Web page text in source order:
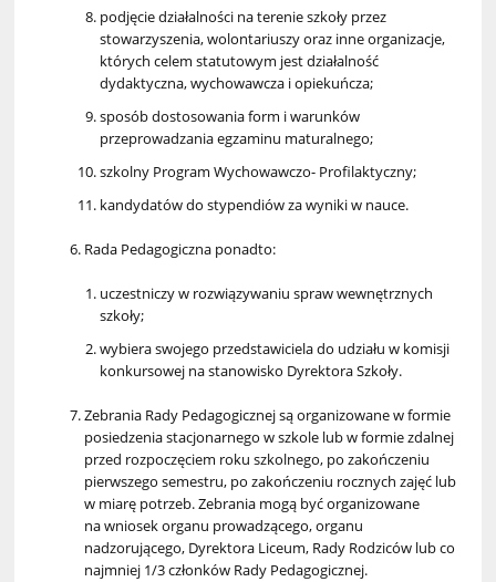
podjęcie działalności na terenie szkoły przez
stowarzyszenia, wolontariuszy oraz inne organizacje,
których celem statutowym jest działalność
dydaktyczna, wychowawcza i opiekuńcza;
sposób dostosowania form i warunków
przeprowadzania egzaminu maturalnego;
szkolny Program Wychowawczo- Profilaktyczny;
kandydatów do stypendiów za wyniki w nauce.
Rada Pedagogiczna ponadto:
uczestniczy w rozwiązywaniu spraw wewnętrznych
szkoły;
wybiera swojego przedstawiciela do udziału w komisji
konkursowej na stanowisko Dyrektora Szkoły.
Zebrania Rady Pedagogicznej są organizowane w formie
posiedzenia stacjonarnego w szkole lub w formie zdalnej
przed rozpoczęciem roku szkolnego, po zakończeniu
pierwszego semestru, po zakończeniu rocznych zajęć lub
w miarę potrzeb. Zebrania mogą być organizowane
na wniosek organu prowadzącego, organu
nadzorującego, Dyrektora Liceum, Rady Rodziców lub co
najmniej 1/3 członków Rady Pedagogicznej.